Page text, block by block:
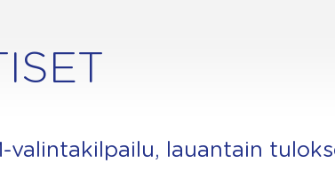
valintakilpailu, lauantain